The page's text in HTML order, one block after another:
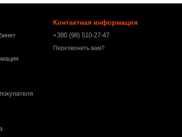
Контактная информация
+380 (98) 510-27-47
Перезвонить вам?